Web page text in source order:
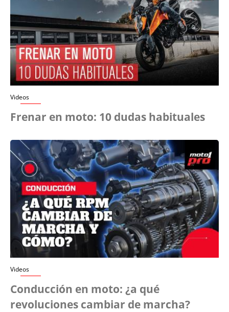
Videos
Frenar en moto: 10 dudas habituales
Videos
Conducción en moto: ¿a qué
revoluciones cambiar de marcha?